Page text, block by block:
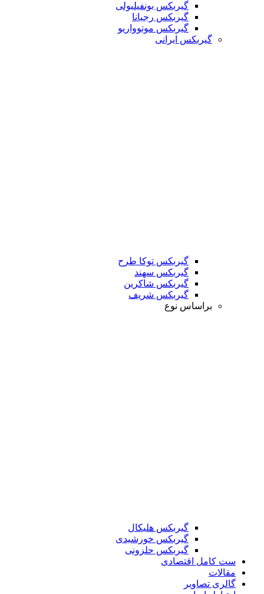
گیربکس بونفیلیولی
گیربکس رجیانا
گیربکس موتوواریو
گیربکس ایرانی
گیربکس توکا طرح
گیربکس سهند
گیربکس شاکرین
گیربکس شریف
براساس نوع
گیربکس هلیکال
گیربکس خورشیدی
گیربکس حلزونی
ست کامل اقتصادی
مقالات
گالری تصاویر